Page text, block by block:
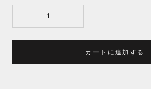
カートに追加する